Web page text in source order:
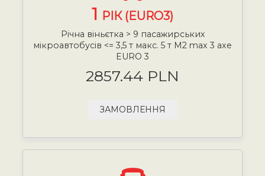
1 РІК (EURO3)
Річна віньєтка > 9 пасажирських
мікроавтобусів <= 3,5 т макс. 5 т М2 max 3 axe
EURO 3
2857.44 PLN
ЗАМОВЛЕННЯ